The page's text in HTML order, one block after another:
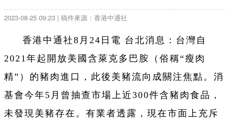
2023-08-25 09:23 | 稿件來源：香港中通社
香港中通社8月24日電 台北消息：台灣自
2021年起開放美國含萊克多巴胺（俗稱“瘦肉
精”）的豬肉進口，此後美豬流向成關注焦點。消
基會今年5月曾抽查市場上近300件含豬肉食品，
未發現美豬存在。有業者透露，現在市面上充斥